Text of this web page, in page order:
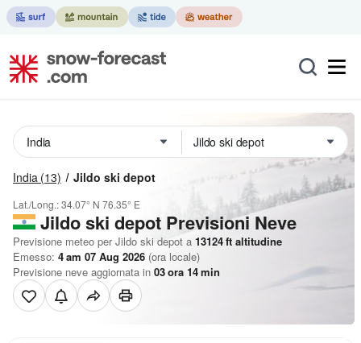
India (13) Jildo ski depot
Lat./Long.:34.07° N 76.35° E
Jildo ski depot Previsioni Neve
Previsione meteo per Jildo ski depot a 13124ft altitudine
Emesso: 4 am 07 Aug 2026 (ora locale)
Previsione neve aggiornata in 03ora 14min